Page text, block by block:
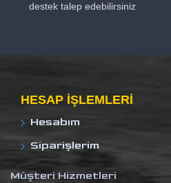
destek talep edebilirsiniz
HESAP IŞLEMLERI
Hesabım
Siparişlerim
Müşteri Hizmetleri